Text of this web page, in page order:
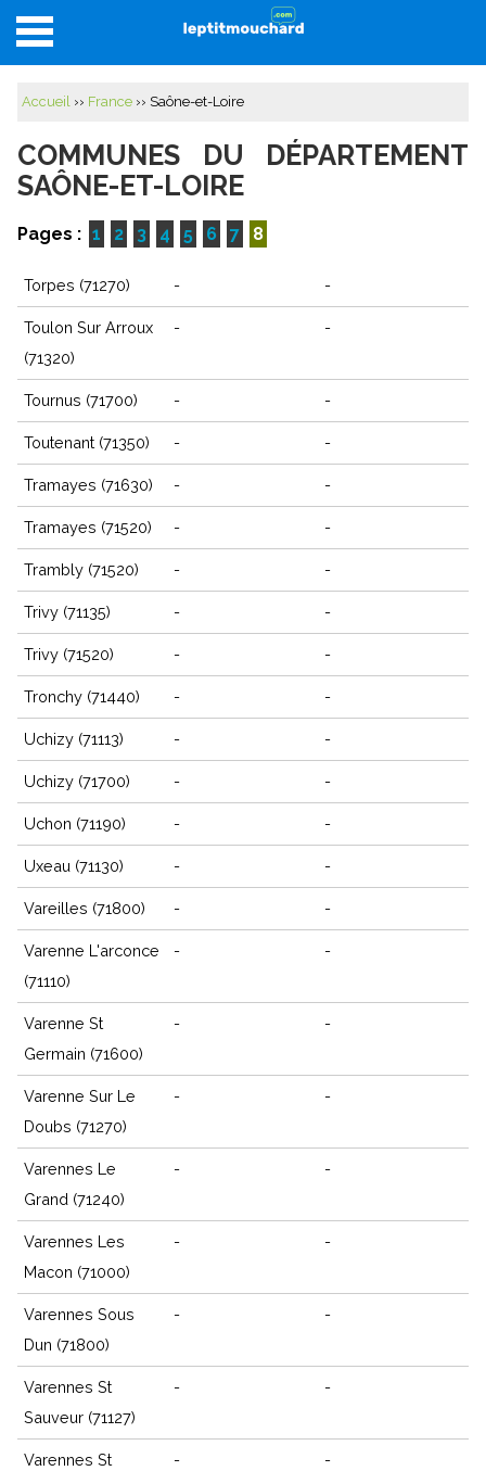
Sorties
Se connecter
Accueil ›› France›› Saône-et-Loire
COMMUNES DU DÉPARTEMENT
SAÔNE-ET-LOIRE
Pages : 1 2 3 4 5 6 7 8
Torpes (71270) - -
Toulon Sur Arroux
(71320)
- -
Tournus (71700) - -
Toutenant (71350) - -
Tramayes (71630) - -
Tramayes (71520) - -
Trambly (71520) - -
Trivy (71135) - -
Trivy (71520) - -
Tronchy (71440) - -
Uchizy (71113) - -
Uchizy (71700) - -
Uchon (71190) - -
Uxeau (71130) - -
Vareilles (71800) - -
Varenne L'arconce
(71110)
- -
Varenne St
Germain (71600)
- -
Varenne Sur Le
Doubs (71270)
- -
Varennes Le
Grand (71240)
- -
Varennes Les
Macon (71000)
- -
Varennes Sous
Dun (71800)
- -
Varennes St
Sauveur (71127)
- -
Varennes St
- -